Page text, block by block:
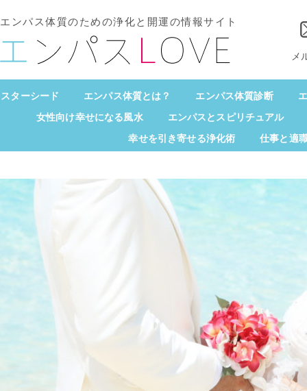
エンパス体質のための浄化と開運の情報サイト
メ
スターシード エンパス体質とは？ エンパス体質診断
女性向け幸せになる風水
エンパスとスピリチュアル
幸せを引き寄せる浄化術
仕事と適